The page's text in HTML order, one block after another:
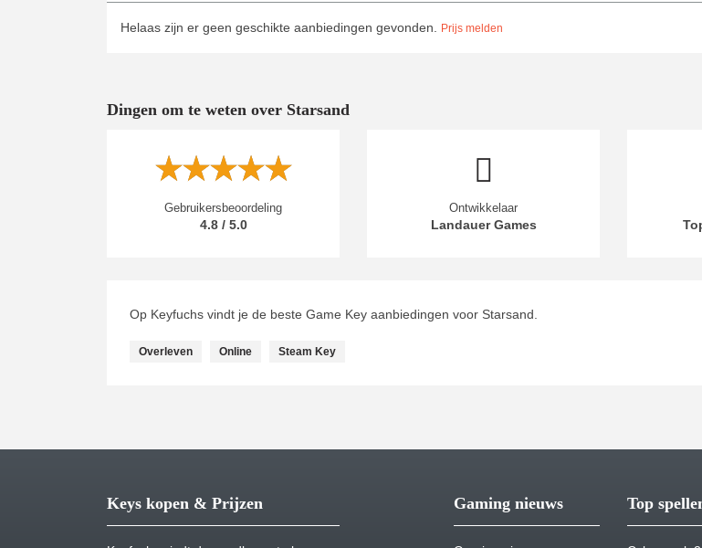
Helaas zijn er geen geschikte aanbiedingen gevonden. Prijs melden
Dingen om te weten over Starsand
Gebruikersbeoordeling
4.8 / 5.0
Ontwikkelaar
Landauer Games
Op Keyfuchs vindt je de beste Game Key aanbiedingen voor Starsand.
Overleven Online Steam Key
Keys kopen & Prijzen Gaming nieuws Top